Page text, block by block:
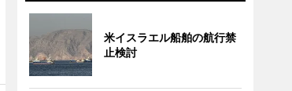
米イスラエル船舶の航行禁
止検討